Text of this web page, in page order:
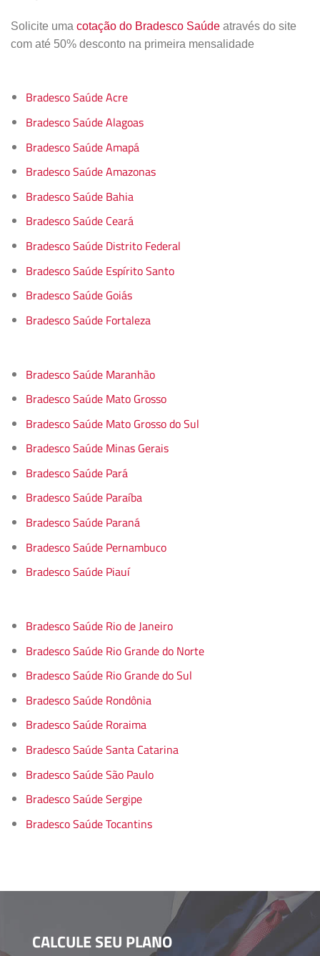
Solicite uma cotação do Bradesco Saúde através do site
com até 50% desconto na primeira mensalidade
Bradesco Saúde Acre
Bradesco Saúde Alagoas
Bradesco Saúde Amapá
Bradesco Saúde Amazonas
Bradesco Saúde Bahia
Bradesco Saúde Ceará
Bradesco Saúde Distrito Federal
Bradesco Saúde Espírito Santo
Bradesco Saúde Goiás
Bradesco Saúde Fortaleza
Bradesco Saúde Maranhão
Bradesco Saúde Mato Grosso
Bradesco Saúde Mato Grosso do Sul
Bradesco Saúde Minas Gerais
Bradesco Saúde Pará
Bradesco Saúde Paraíba
Bradesco Saúde Paraná
Bradesco Saúde Pernambuco
Bradesco Saúde Piauí
Bradesco Saúde Rio de Janeiro
Bradesco Saúde Rio Grande do Norte
Bradesco Saúde Rio Grande do Sul
Bradesco Saúde Rondônia
Bradesco Saúde Roraima
Bradesco Saúde Santa Catarina
Bradesco Saúde São Paulo
Bradesco Saúde Sergipe
Bradesco Saúde Tocantins
CALCULE SEU PLANO